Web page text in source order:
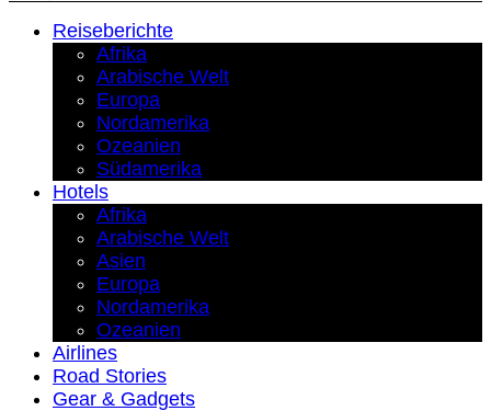
Reiseberichte
Afrika
Arabische Welt
Europa
Nordamerika
Ozeanien
Südamerika
Hotels
Afrika
Arabische Welt
Asien
Europa
Nordamerika
Ozeanien
Airlines
Road Stories
Gear & Gadgets